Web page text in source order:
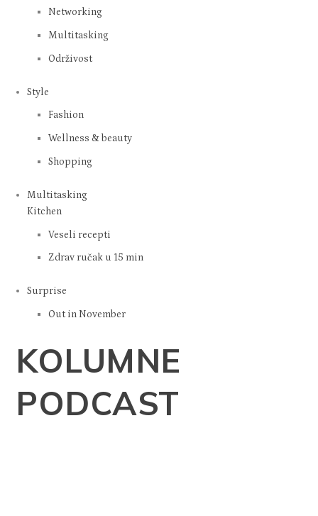
Networking
Multitasking
Održivost
Style
Fashion
Wellness & beauty
Shopping
Multitasking
Kitchen
Veseli recepti
Zdrav ručak u 15 min
Surprise
Out in November
KOLUMNE
PODCAST